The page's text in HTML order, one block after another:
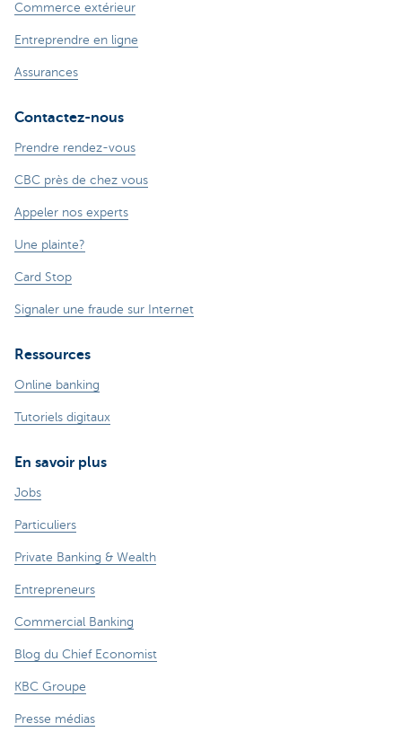
Commerce extérieur
Entreprendre en ligne
Assurances
Contactez-nous
Prendre rendez-vous
CBC près de chez vous
Appeler nos experts
Une plainte?
Card Stop
Signaler une fraude sur Internet
Ressources
Online banking
Tutoriels digitaux
En savoir plus
Jobs
Particuliers
Private Banking & Wealth
Entrepreneurs
Commercial Banking
Blog du Chief Economist
KBC Groupe
Presse médias